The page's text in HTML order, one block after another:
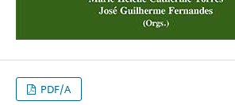
PDF/A